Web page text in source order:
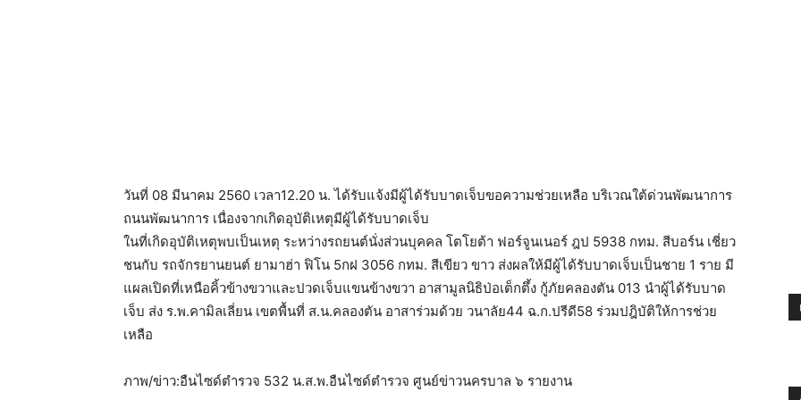
วันที่ 08 มีนาคม 2560 เวลา12.20 น. ได้รับแจ้งมีผู้ได้รับบาดเจ็บขอความช่วยเหลือ บริเวณใต้ด่วนพัฒนาการ
ถนนพัฒนาการ เนื่องจากเกิดอุบัติเหตุมีผู้ได้รับบาดเจ็บ
ในที่เกิดอุบัติเหตุพบเป็นเหตุ ระหว่างรถยนต์นั่งส่วนบุคคล โตโยต้า ฟอร์จูนเนอร์ ฎป 5938 กทม. สีบอร์น เชี่ยว
ชนกับ รถจักรยานยนต์ ยามาฮ่า ฟิโน 5กฝ 3056 กทม. สีเขียว ขาว ส่งผลให้มีผู้ได้รับบาดเจ็บเป็นชาย 1 ราย มี
แผลเปิดที่เหนือคิ้วข้างขวาและปวดเจ็บแขนข้างขวา อาสามูลนิธิป่อเต็กตึ้ง กู้ภัยคลองตัน 013 นำผู้ได้รับบาด
เจ็บ ส่ง ร.พ.คามิลเลี่ยน เขตพื้นที่ ส.น.คลองตัน อาสาร่วมด้วย วนาลัย44 ฉ.ก.ปรีดี58 ร่วมปฎิบัติให้การช่วย
เหลือ
ภาพ/ข่าว:อืนไซด์ตำรวจ 532 น.ส.พ.อืนไซด์ตำรวจ ศูนย์ข่าวนครบาล ๖ รายงาน